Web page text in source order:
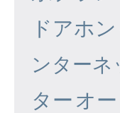
ドアホン
ンターネ
ター オ